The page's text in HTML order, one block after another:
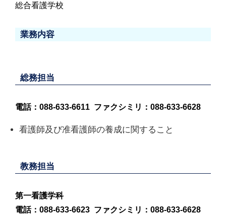
総合看護学校
業務内容
総務担当
電話：088-633-6611 ファクシミリ：088-633-6628
看護師及び准看護師の養成に関すること
教務担当
第一看護学科
電話：088-633-6623 ファクシミリ：088-633-6628